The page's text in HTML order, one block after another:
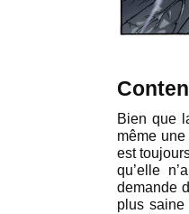
Bien que
même
est
qu’elle
demande
plus saine